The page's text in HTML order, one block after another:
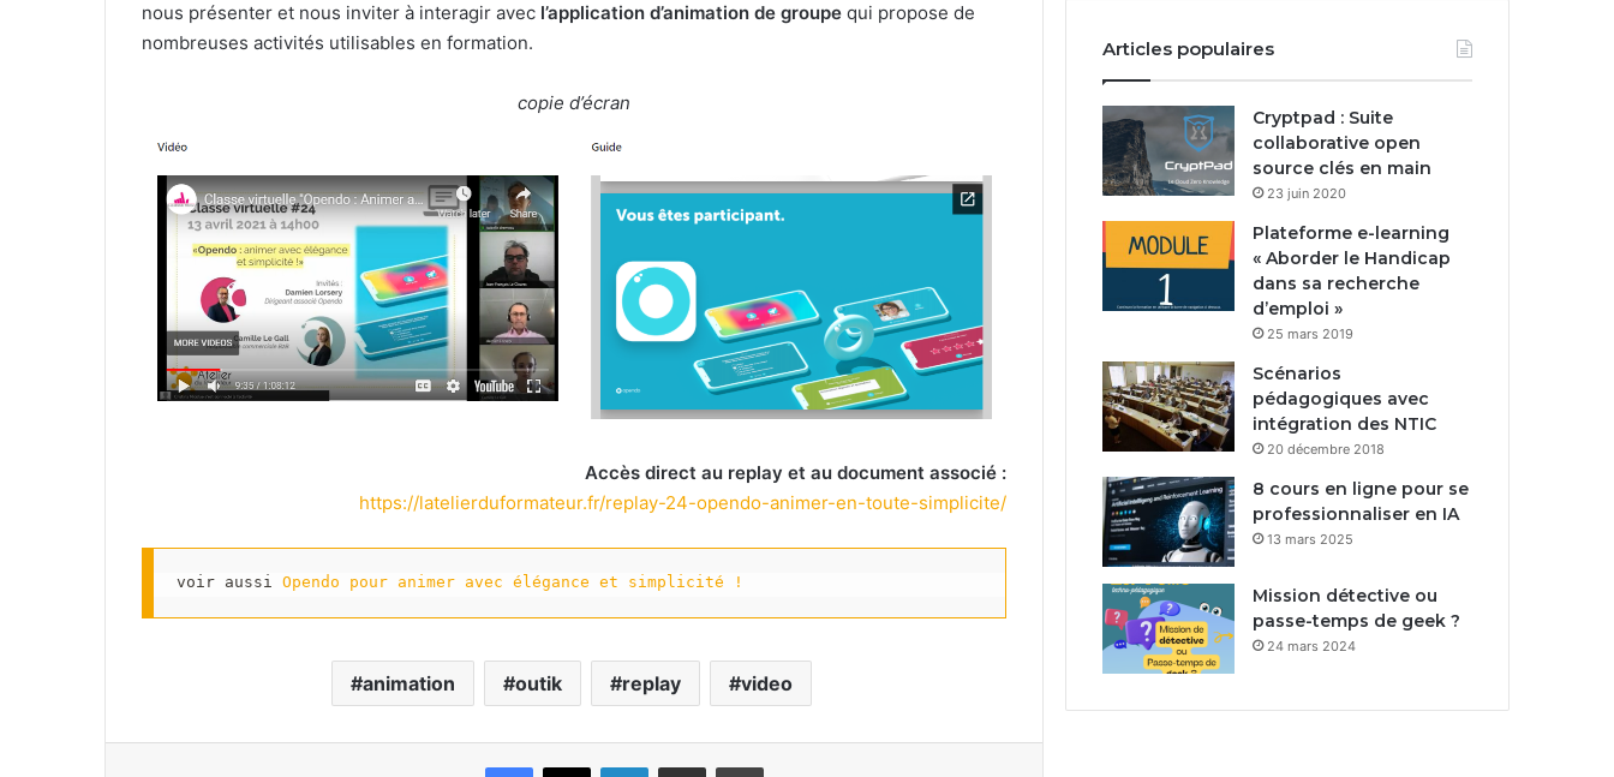
nous présenter et nous inviter à interagir avec l’application d’animation de groupe qui propose de
nombreuses activités utilisables en formation.
copie d’écran
Accès direct au replay et au document associé :
https://latelierduformateur.fr/replay-24-opendo-animer-en-toute-simplicite/
voir aussi Opendo pour animer avec élégance et simplicité !
animation outik replay video
Facebook
X LinkedinPartager par email Imprimer
Articles populaires
Cryptpad : Suite
collaborative open
source clés en main
23 juin 2020
Plateforme e-learning
« Aborder le Handicap
dans sa recherche
d’emploi »
25 mars 2019
Scénarios
pédagogiques avec
intégration des NTIC
20 décembre 2018
8 cours en ligne pour se
professionnaliser en IA
13 mars 2025
Mission détective ou
passe-temps de geek ?
24 mars 2024